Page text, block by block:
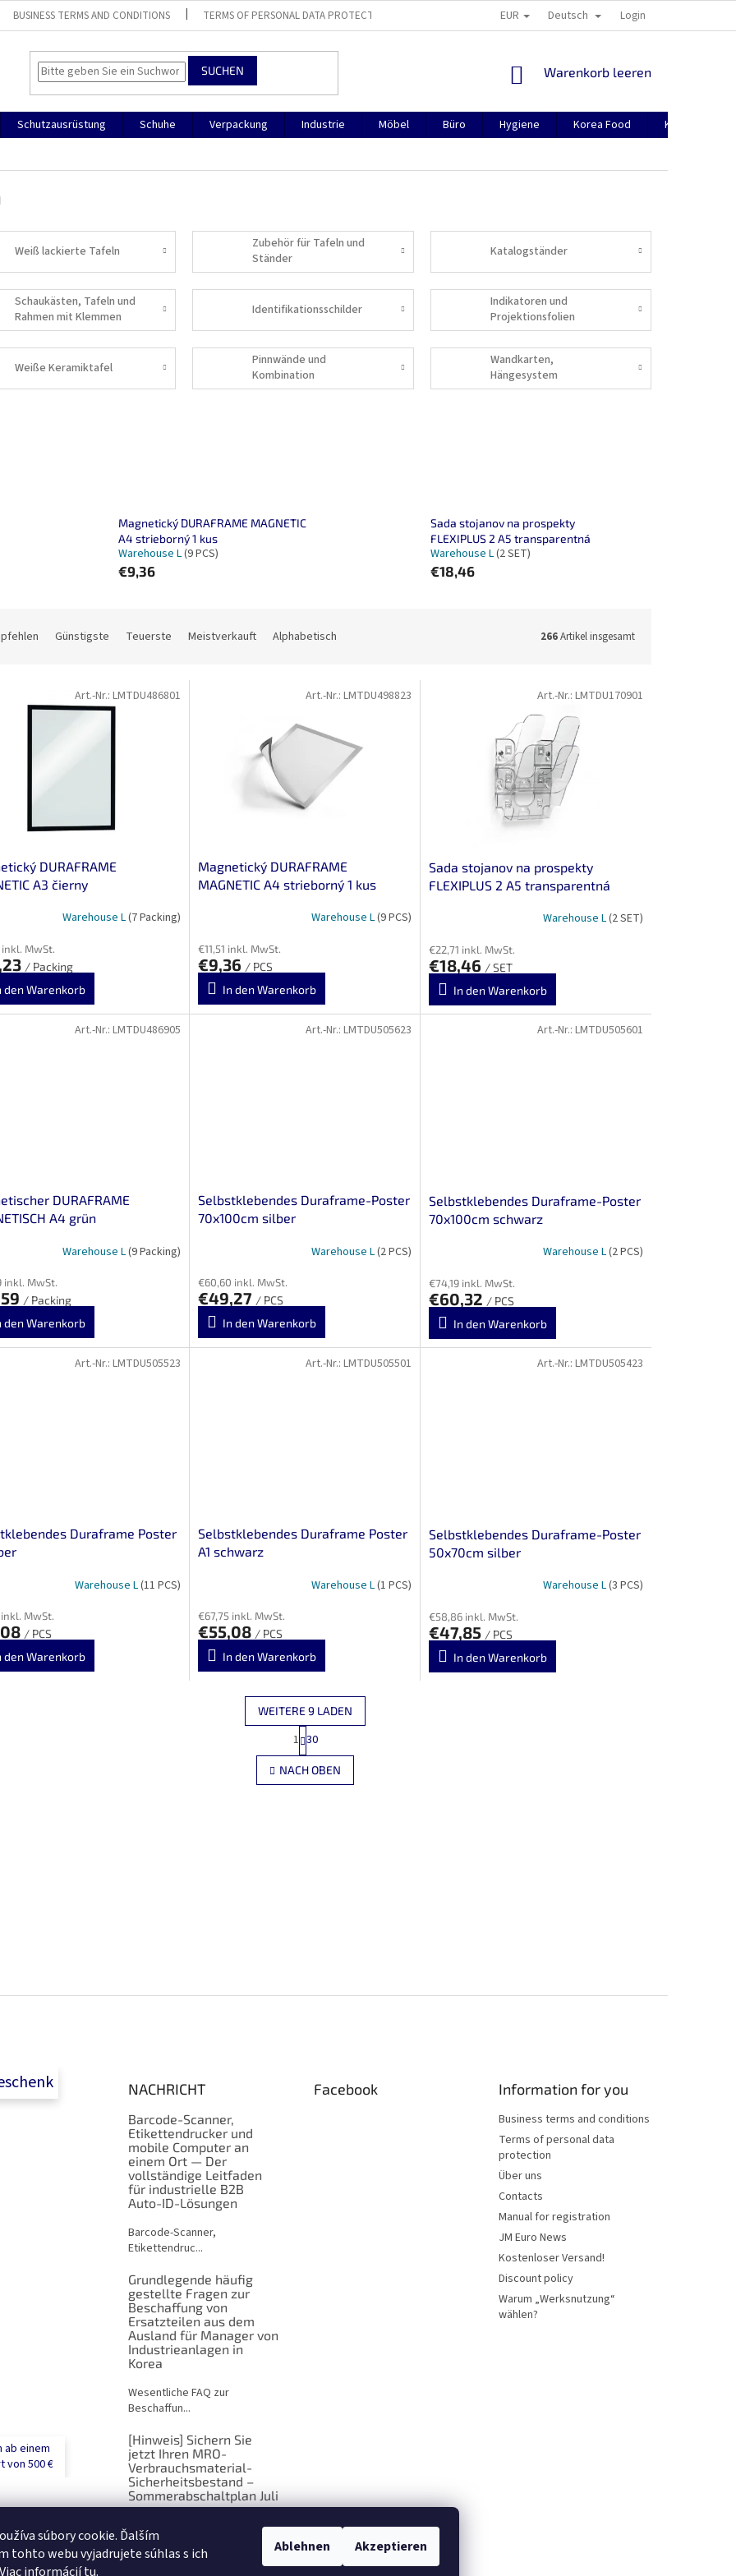
súbory cookie. Ďalším
tohto webu vyjadrujete súhlas s ich
informáciítu.
Ablehnen Akzeptieren
BUSINESS TERMS AND CONDITIONS TERMS OF PERSONAL DATA PROTECTION CONTACTS MANUAL FOR REGISTRATION
EUR Deutsch Login
SUCHEN WARENKORB
Warenkorb leeren
Schutzausrüstung Schuhe Verpackung Industrie Möbel Büro Hygiene Korea Food
Korea(Asien)
Weiß lackierte Tafeln
Zubehör für Tafeln und
Ständer
Katalogständer
Schaukästen, Tafeln und
Rahmen mit Klemmen
Identifikationsschilder
Indikatoren und
Projektionsfolien
Weiße Keramiktafel
Pinnwände und
Kombination
Wandkarten,
Hängesystem
Magnetický DURAFRAME MAGNETIC
A4 strieborný 1 kus
Warehouse L(9 PCS)
€9,36
Sada stojanov na prospekty
FLEXIPLUS 2 A5 transparentná
Warehouse L(2 SET)
€18,46
Günstigste Teuerste Meistverkauft Alphabetisch 266Artikel insgesamt
DURAFRAME
A3 čierny
Warehouse L(7 Packing)
inkl. MwSt.
/ Packing
den Warenkorb
Art.-Nr.: LMTDU486801
Magnetický DURAFRAME
MAGNETIC A4 strieborný 1 kus
Warehouse L(9 PCS)
€11,51 inkl. MwSt.
€9,36 / PCS
In den Warenkorb
Art.-Nr.: LMTDU498823
Sada stojanov na prospekty
FLEXIPLUS 2 A5 transparentná
Warehouse L(2 SET)
€22,71 inkl. MwSt.
€18,46 / SET
In den Warenkorb
Art.-Nr.: LMTDU170901
DURAFRAME
A4 grün
Warehouse L(9 Packing)
inkl. MwSt.
/ Packing
den Warenkorb
Art.-Nr.: LMTDU486905
Selbstklebendes Duraframe-Poster
70x100cm silber
Warehouse L(2 PCS)
€60,60 inkl. MwSt.
€49,27 / PCS
In den Warenkorb
Art.-Nr.: LMTDU505623
Selbstklebendes Duraframe-Poster
70x100cm schwarz
Warehouse L(2 PCS)
€74,19 inkl. MwSt.
€60,32 / PCS
In den Warenkorb
Art.-Nr.: LMTDU505601
Duraframe Poster
Warehouse L(11 PCS)
MwSt.
/ PCS
den Warenkorb
Art.-Nr.: LMTDU505523
Selbstklebendes Duraframe Poster
A1 schwarz
Warehouse L(1 PCS)
€67,75 inkl. MwSt.
€55,08 / PCS
In den Warenkorb
Art.-Nr.: LMTDU505501
Selbstklebendes Duraframe-Poster
50x70cm silber
Warehouse L(3 PCS)
€58,86 inkl. MwSt.
€47,85 / PCS
In den Warenkorb
Art.-Nr.: LMTDU505423
S
t
e
r
WEITERE 9 LADEN
P
a
g
i
n
1 30
NACH OBEN
ab einem
von 500 €
NACHRICHT
Barcode-Scanner,
Etikettendrucker und
mobile Computer an
einem Ort — Der
vollständige Leitfaden
für industrielle B2B
Auto-ID-Lösungen
Barcode-Scanner,
Etikettendruc...
Grundlegende häufig
gestellte Fragen zur
Beschaffung von
Ersatzteilen aus dem
Ausland für Manager von
Industrieanlagen in
Korea
Wesentliche FAQ zur
Beschaffun...
[Hinweis] Sichern Sie
jetzt Ihren MRO-
Verbrauchsmaterial-
Sicherheitsbestand –
Sommerabschaltplan Juli
[Hinweis] Sichern Sie jetzt Ih...
Facebook Information for you
Business terms and conditions
Terms of personal data
protection
Über uns
Contacts
Manual for registration
JM Euro News
Kostenloser Versand!
Discount policy
Warum „Werksnutzung“
wählen?